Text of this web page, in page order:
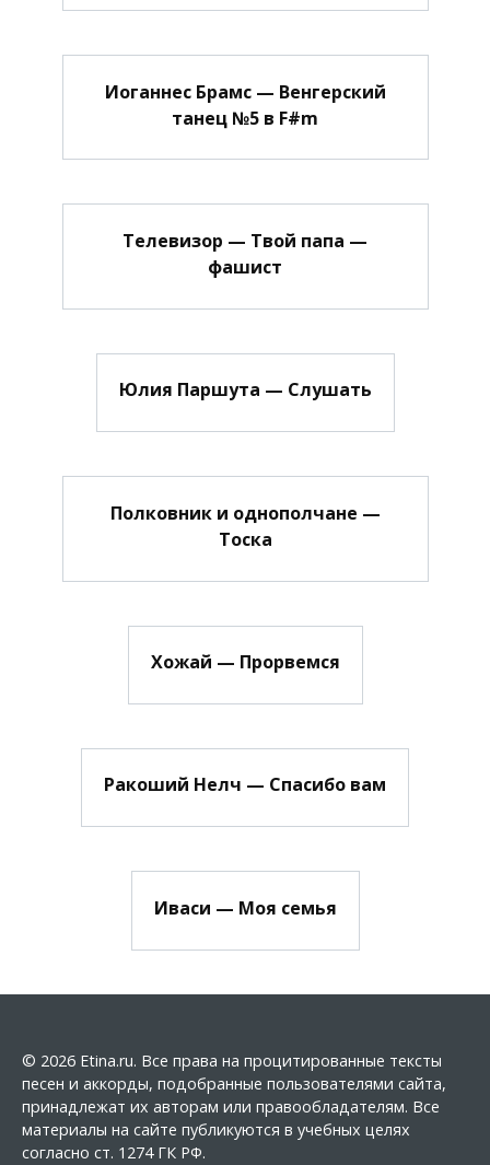
Иоганнес Брамс — Венгерский
танец №5 в F#m
Телевизор — Твой папа —
фашист
Юлия Паршута — Слушать
Полковник и однополчане —
Тоска
Хожай — Прорвемся
Ракоший Нелч — Спасибо вам
Иваси — Моя семья
© 2026 Etina.ru. Все права на процитированные тексты
песен и аккорды, подобранные пользователями сайта,
принадлежат их авторам или правообладателям. Все
материалы на сайте публикуются в учебных целях
согласно ст. 1274 ГК РФ.